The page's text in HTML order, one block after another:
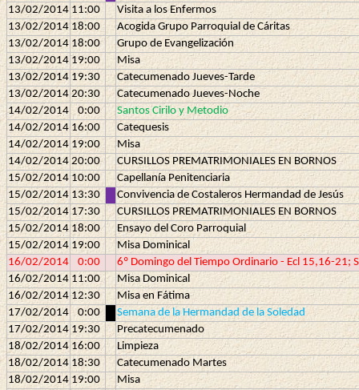
13/02/2014 11:00
Visita a los Enfermos
13/02/2014 18:00
Acogida Grupo Parroquial de Cáritas
13/02/2014 18:00
Grupo de Evangelización
13/02/2014 19:00
Misa
13/02/2014 19:30
Catecumenado Jueves-Tarde
13/02/2014 20:30
Catecumenado Jueves-Noche
14/02/2014
0:00
Santos Cirilo y Metodio
14/02/2014 16:00
Catequesis
14/02/2014 19:00
Misa
14/02/2014 20:00
CURSILLOS PREMATRIMONIALES EN BORNOS
15/02/2014 10:00
Capellanía Penitenciaria
15/02/2014 13:30
Convivencia de Costaleros Hermandad de Jesús
15/02/2014 17:30
CURSILLOS PREMATRIMONIALES EN BORNOS
15/02/2014 18:00
Ensayo del Coro Parroquial
15/02/2014 19:00
Misa Dominical
16/02/2014
0:00
6º Domingo del Tiempo Ordinario - Ecl 15,16-21;
16/02/2014 11:00
Misa Dominical
16/02/2014 12:30
Misa en Fátima
17/02/2014
0:00
Semana de la Hermandad de la Soledad
17/02/2014 19:30
Precatecumenado
18/02/2014 16:00
Limpieza
18/02/2014 18:30
Catecumenado Martes
18/02/2014 19:00
Misa